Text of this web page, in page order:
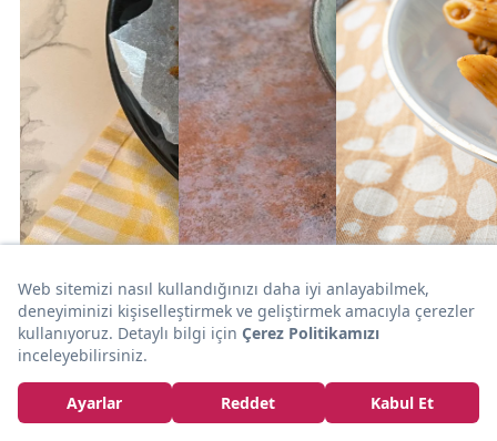
5dk
TUZLU
ATIŞTIRMALIK
Şimdi Çok Daha
Lezzetli: Fırında
5dk
SALATA
Ayvalı Marul
Salatası
20dk
MAKARNA
Sanarsın:
Karnabaharlı